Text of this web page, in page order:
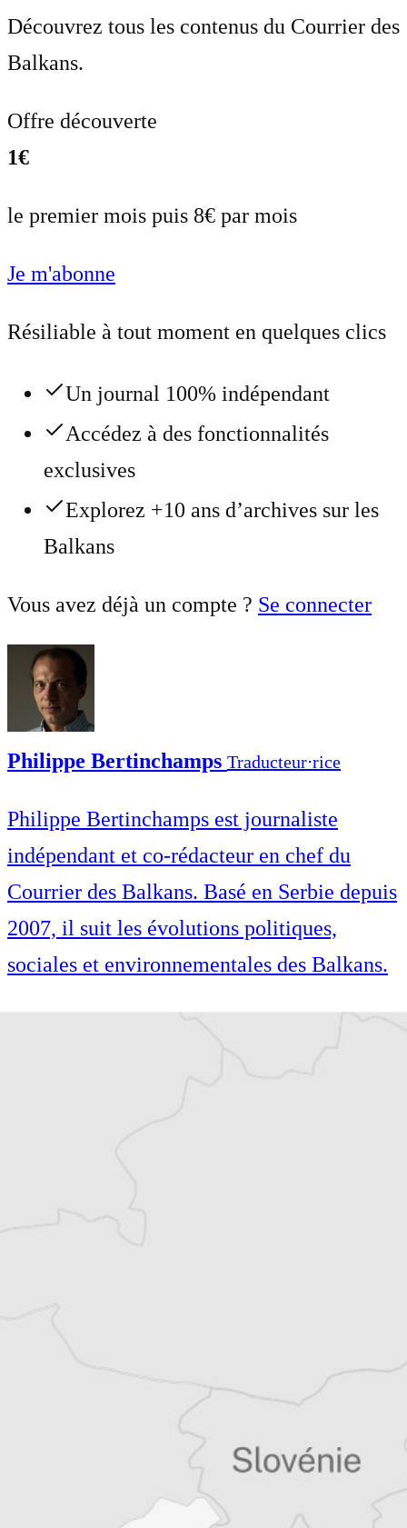
Découvrez tous les contenus du Courrier des
Balkans.
Offre découverte
1€
le premier mois puis 8€ par mois
Je m'abonne
Résiliable à tout moment en quelques clics
Un journal 100% indépendant
Accédez à des fonctionnalités
exclusives
Explorez +10 ans d’archives sur les
Balkans
Vous avez déjà un compte ? Se connecter
Philippe Bertinchamps Traducteur⋅rice
Philippe Bertinchamps est journaliste
indépendant et co-rédacteur en chef du
Courrier des Balkans. Basé en Serbie depuis
2007, il suit les évolutions politiques,
sociales et environnementales des Balkans.